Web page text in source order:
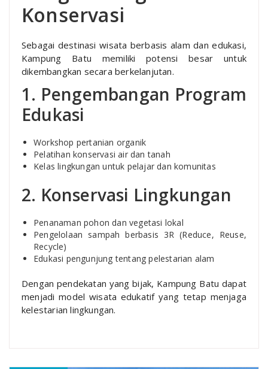
Konservasi
Sebagai destinasi wisata berbasis alam dan edukasi,
Kampung Batu memiliki potensi besar untuk
dikembangkan secara berkelanjutan.
1. Pengembangan Program
Edukasi
Workshop pertanian organik
Pelatihan konservasi air dan tanah
Kelas lingkungan untuk pelajar dan komunitas
2. Konservasi Lingkungan
Penanaman pohon dan vegetasi lokal
Pengelolaan sampah berbasis 3R (Reduce, Reuse,
Recycle)
Edukasi pengunjung tentang pelestarian alam
Dengan pendekatan yang bijak, Kampung Batu dapat
menjadi model wisata edukatif yang tetap menjaga
kelestarian lingkungan.